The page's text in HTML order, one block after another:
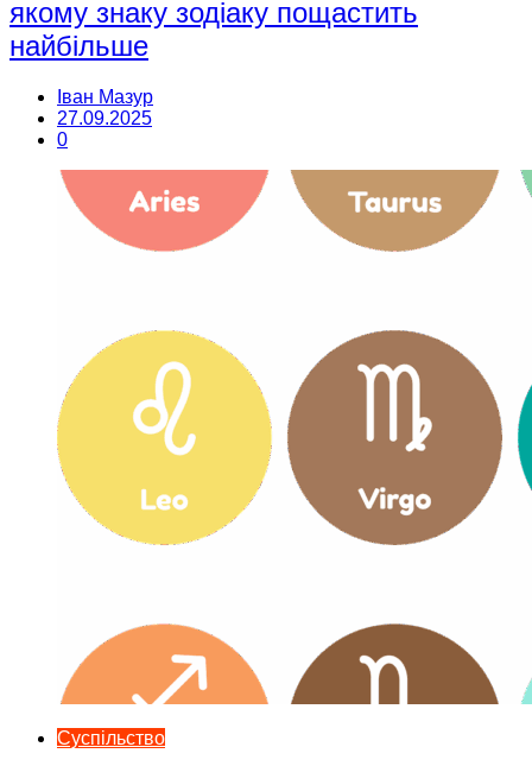
якому знаку зодіаку пощастить
найбільше
Іван Мазур
27.09.2025
0
Суспільство